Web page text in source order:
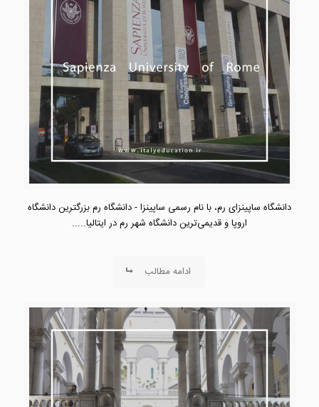
دانشگاه ساپینزای رم، با نام رسمی ساپینزا - دانشگاه رم بزرگترین دانشگاه
اروپا و قدیمی‌ترین دانشگاه شهر رم در ایتالیا.....
ادامه مطالب